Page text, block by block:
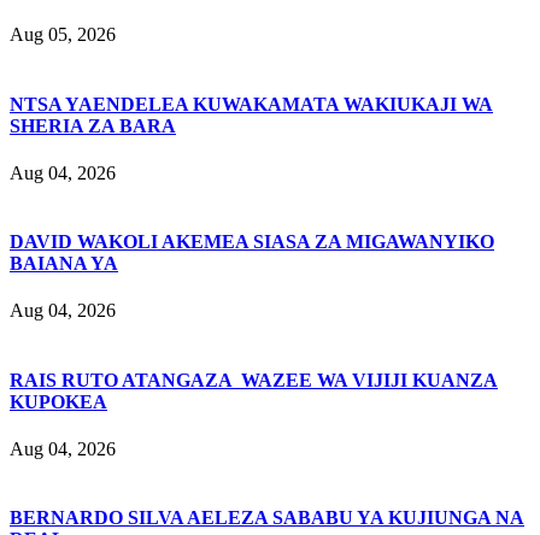
Aug 05, 2026
NTSA YAENDELEA KUWAKAMATA WAKIUKAJI WA
SHERIA ZA BARA
Aug 04, 2026
DAVID WAKOLI AKEMEA SIASA ZA MIGAWANYIKO
BAIANA YA
Aug 04, 2026
RAIS RUTO ATANGAZA WAZEE WA VIJIJI KUANZA
KUPOKEA
Aug 04, 2026
BERNARDO SILVA AELEZA SABABU YA KUJIUNGA NA